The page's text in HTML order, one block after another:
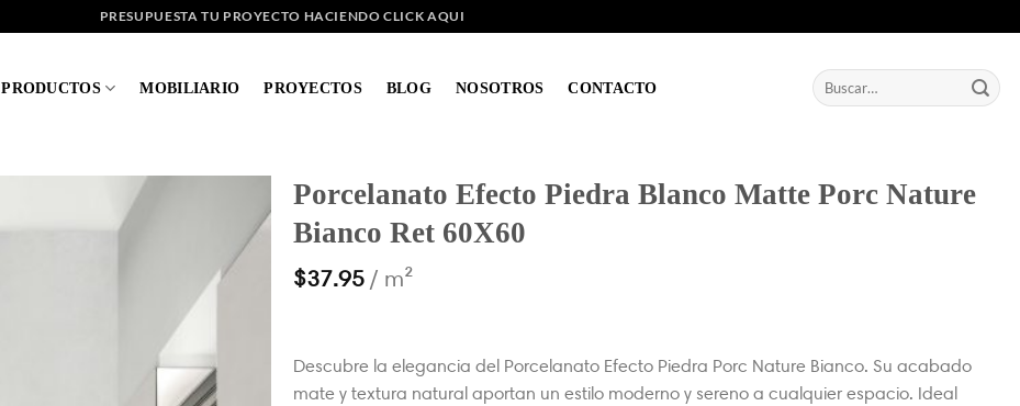
PRESUPUESTA TU PROYECTO HACIENDO CLICK AQUI
PRODUCTOS MOBILIARIO PROYECTOS BLOG NOSOTROS CONTACTO
Buscar
por:
Porcelanato Efecto Piedra Blanco Matte Porc Nature
Bianco Ret 60X60
$37.95 / m²
Descubre la elegancia del Porcelanato Efecto Piedra Porc Nature Bianco. Su acabado
mate y textura natural aportan un estilo moderno y sereno a cualquier espacio. Ideal